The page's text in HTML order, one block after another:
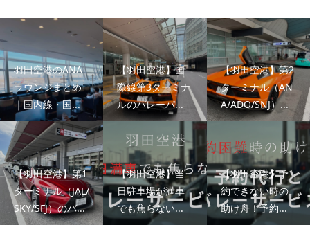
羽田空港のANA
ラウンジまとめ
｜国内線・国...
【羽田空港】国
際線第3ターミナ
ルのバレーパ...
【羽田空港】第2
ターミナル（AN
A/ADO/SNJ）...
【羽田空港】第1
ターミナル（JAL/
SKY/SFJ）のバ...
【羽田空港】当
日駐車場が満車
でも焦らない...
【羽田空港】予
約できない時の
助け舟！予約...